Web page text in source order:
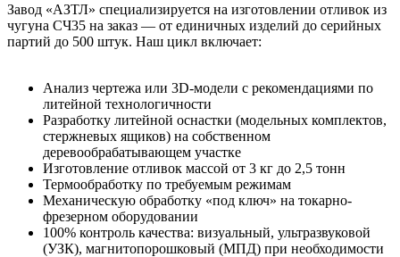
Завод «АЗТЛ» специализируется на изготовлении отливок из
чугуна СЧ35 на заказ — от единичных изделий до серийных
партий до 500 штук. Наш цикл включает:
Анализ чертежа или 3D-модели с рекомендациями по
литейной технологичности
Разработку литейной оснастки (модельных комплектов,
стержневых ящиков) на собственном
деревообрабатывающем участке
Изготовление отливок массой от 3 кг до 2,5 тонн
Термообработку по требуемым режимам
Механическую обработку «под ключ» на токарно-
фрезерном оборудовании
100% контроль качества: визуальный, ультразвуковой
(УЗК), магнитопорошковый (МПД) при необходимости